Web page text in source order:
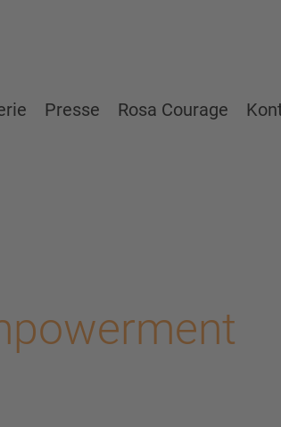
Presse Rosa Courage